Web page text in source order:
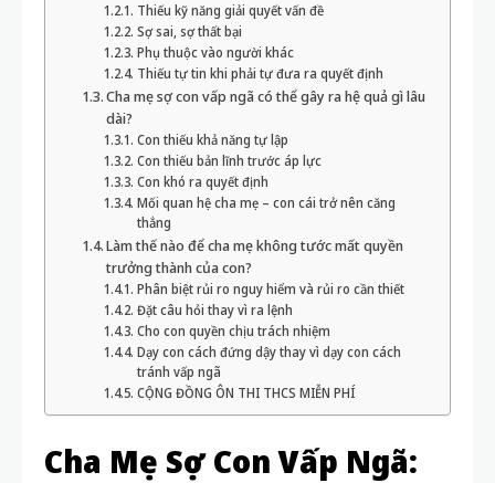
Thiếu kỹ năng giải quyết vấn đề
Sợ sai, sợ thất bại
Phụ thuộc vào người khác
Thiếu tự tin khi phải tự đưa ra quyết định
Cha mẹ sợ con vấp ngã có thể gây ra hệ quả gì lâu
dài?
Con thiếu khả năng tự lập
Con thiếu bản lĩnh trước áp lực
Con khó ra quyết định
Mối quan hệ cha mẹ – con cái trở nên căng
thẳng
Làm thế nào để cha mẹ không tước mất quyền
trưởng thành của con?
Phân biệt rủi ro nguy hiểm và rủi ro cần thiết
Đặt câu hỏi thay vì ra lệnh
Cho con quyền chịu trách nhiệm
Dạy con cách đứng dậy thay vì dạy con cách
tránh vấp ngã
CỘNG ĐỒNG ÔN THI THCS MIỄN PHÍ
Cha Mẹ Sợ Con Vấp Ngã: